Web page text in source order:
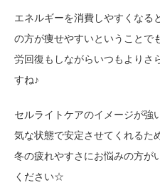
エネルギーを消費しやすくなる
の方が痩せやすいということで
労回復もしながらいつもよりさ
すね♪
セルライトケアのイメージが強
気な状態で安定させてくれるた
冬の疲れやすさにお悩みの方が
ください☆